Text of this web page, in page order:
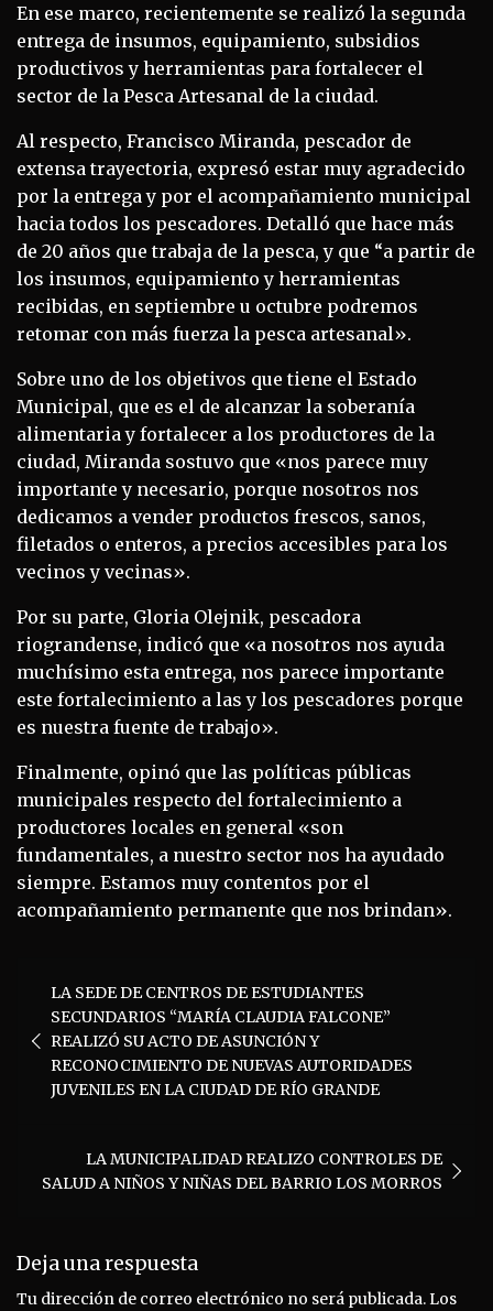
En ese marco, recientemente se realizó la segunda
entrega de insumos, equipamiento, subsidios
productivos y herramientas para fortalecer el
sector de la Pesca Artesanal de la ciudad.
Al respecto, Francisco Miranda, pescador de
extensa trayectoria, expresó estar muy agradecido
por la entrega y por el acompañamiento municipal
hacia todos los pescadores. Detalló que hace más
de 20 años que trabaja de la pesca, y que “a partir de
los insumos, equipamiento y herramientas
recibidas, en septiembre u octubre podremos
retomar con más fuerza la pesca artesanal».
Sobre uno de los objetivos que tiene el Estado
Municipal, que es el de alcanzar la soberanía
alimentaria y fortalecer a los productores de la
ciudad, Miranda sostuvo que «nos parece muy
importante y necesario, porque nosotros nos
dedicamos a vender productos frescos, sanos,
filetados o enteros, a precios accesibles para los
vecinos y vecinas».
Por su parte, Gloria Olejnik, pescadora
riograndense, indicó que «a nosotros nos ayuda
muchísimo esta entrega, nos parece importante
este fortalecimiento a las y los pescadores porque
es nuestra fuente de trabajo».
Finalmente, opinó que las políticas públicas
municipales respecto del fortalecimiento a
productores locales en general «son
fundamentales, a nuestro sector nos ha ayudado
siempre. Estamos muy contentos por el
acompañamiento permanente que nos brindan».
entradas
LA SEDE DE CENTROS DE ESTUDIANTES
SECUNDARIOS “MARÍA CLAUDIA FALCONE”
REALIZÓ SU ACTO DE ASUNCIÓN Y
RECONOCIMIENTO DE NUEVAS AUTORIDADES
JUVENILES EN LA CIUDAD DE RÍO GRANDE
LA MUNICIPALIDAD REALIZO CONTROLES DE
SALUD A NIÑOS Y NIÑAS DEL BARRIO LOS MORROS
Deja una respuesta
Tu dirección de correo electrónico no será publicada.Los